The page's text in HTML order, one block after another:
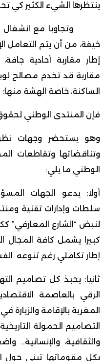
ينتظرها الشيء الكثير كي
وتجاوبا مع انشغال
خيفة، من أن يتم التعامل
إطار مقاربة أحادية
مقاربة قد تخدم مصالح
الساكنة، خاصة الهشة منها؛
فإن المنتدى الوطني لحقوق
وهو يستحضر وجهات نظر
وتناقضاتها وتقاطعات
الوطني ما يلي:
أولا: يدعو الجهات
سلطات وإدارات تقنية
لنبض “الشارع المعارفي”
كبيرا يشمل كافة المجال
إطار تكاملي رغم تنوعه
ثانيا: يحبذ كل تصاميم
الرقي بالعاصمة
المغرية بالإقامة
التصاميم الحمولة
والثقافية، والإنسانية..
بكل مقوماتها تبنى حول